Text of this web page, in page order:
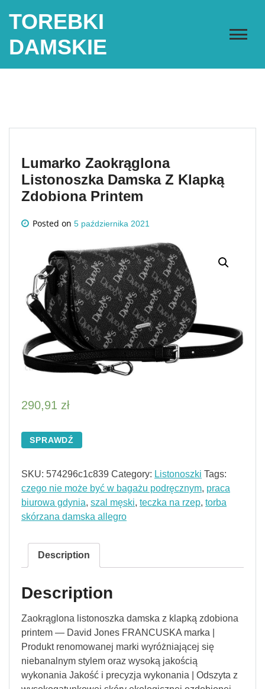
TOREBKI
DAMSKIE
Lumarko Zaokrąglona
Listonoszka Damska Z Klapką
Zdobiona Printem
Posted on 5 października 2021
290,91 zł
SPRAWDŹ
SKU: 574296c1c839 Category: Listonoszki Tags:
czego nie może być w bagażu podręcznym, praca
biurowa gdynia, szal męski, teczka na rzep, torba
skórzana damska allegro
Description
Description
Zaokrąglona listonoszka damska z klapką zdobiona
printem — David Jones FRANCUSKA marka |
Produkt renomowanej marki wyróżniającej się
niebanalnym stylem oraz wysoką jakością
wykonania Jakość i precyzja wykonania | Odszyta z